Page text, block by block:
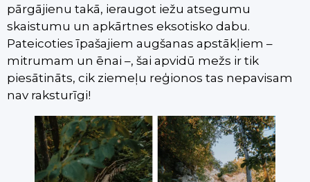
pārgājienu takā, ieraugot iežu atsegumu
skaistumu un apkārtnes eksotisko dabu.
Pateicoties īpašajiem augšanas apstākļiem –
mitrumam un ēnai –, šai apvidū mežs ir tik
piesātināts, cik ziemeļu reģionos tas nepavisam
nav raksturīgi!